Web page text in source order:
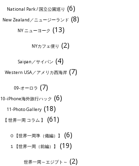
National Park / 国立公園巡り (6)
New Zealand／ニュージーランド (8)
NY ニューヨーク (13)
NYカフェ便り (2)
Saipan／サイパン (4)
Western USA／アメリカ西海岸(7)
09-オーロラ (7)
10-iPhone海外旅行ハック (6)
11-Photo Gallery(18)
【 世界一周 コラム 】 (61)
０【世界一周準（備編）】 (6)
１【世界一周（前編）】 (19)
世界一周～エジプト～ (2)